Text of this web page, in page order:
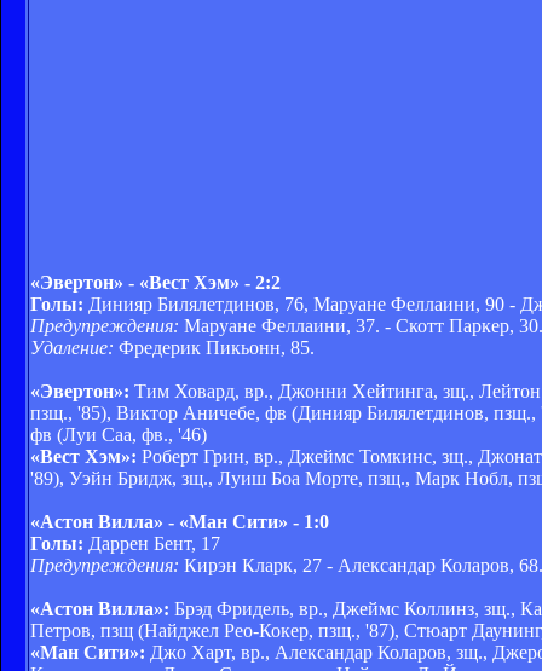
«Эвертон» - «Вест Хэм» - 2:2
Голы: Динияр Билялетдинов, 76, Маруане Феллаини, 90 -
Предупреждения: Маруане Феллаини, 37. - Скотт Паркер,
Удаление: Фредерик Пикьонн, 85.
«Эвертон»: Тим Ховард, вр., Джонни Хейтинга, зщ.,
пзщ., '85), Виктор Аничебе, фв (Динияр Билялетдинов,
фв (Луи Саа, фв., '46)
«Вест Хэм»: Роберт Грин, вр., Джеймс Томкинс, зщ.,
'89), Уэйн Бридж, зщ., Луиш Боа Морте, пзщ., Марк Нобл,
«Астон Вилла» - «Ман Сити» - 1:0
Голы: Даррен Бент, 17
Предупреждения: Кирэн Кларк, 27 - Александар Коларов, 68.
«Астон Вилла»: Брэд Фридель, вр., Джеймс Коллинз, зщ.,
Петров, пзщ (Найджел Рео-Кокер, пзщ., '87), Стюарт
«Ман Сити»: Джо Харт, вр., Александар Коларов, зщ.,